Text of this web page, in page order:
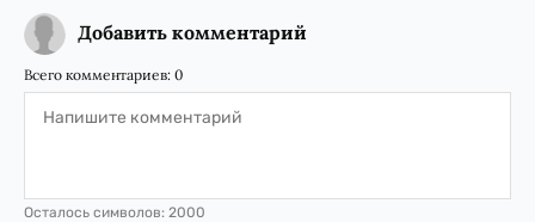
Добавить комментарий
Всего комментариев: 0
Осталось символов: 2000